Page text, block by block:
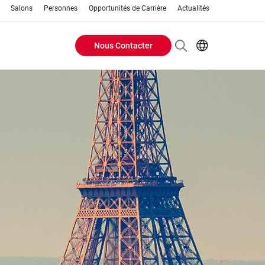
Salons Personnes Opportunités de Carrière Actualités
Header
Buttons
menu
Nous Contacter